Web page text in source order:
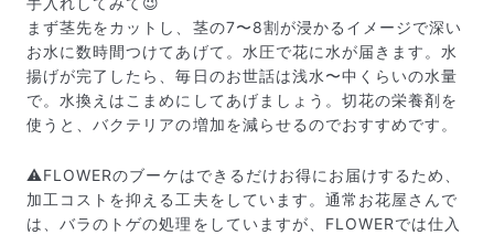
写真と同じものが届く？
まず茎先をカットし、茎の7〜8割が浸かるイメージで深い
お水に数時間つけてあげて。水圧で花に水が届きます。水
揚げが完了したら、毎日のお世話は浅水〜中くらいの水量
で。水換えはこまめにしてあげましょう。切花の栄養剤を
使うと、バクテリアの増加を減らせるのでおすすめです。
⚠️FLOWERのブーケはできるだけお得にお届けするため、
加工コストを抑える工夫をしています。通常お花屋さんで
は、バラのトゲの処理をしていますが、FLOWERでは仕入